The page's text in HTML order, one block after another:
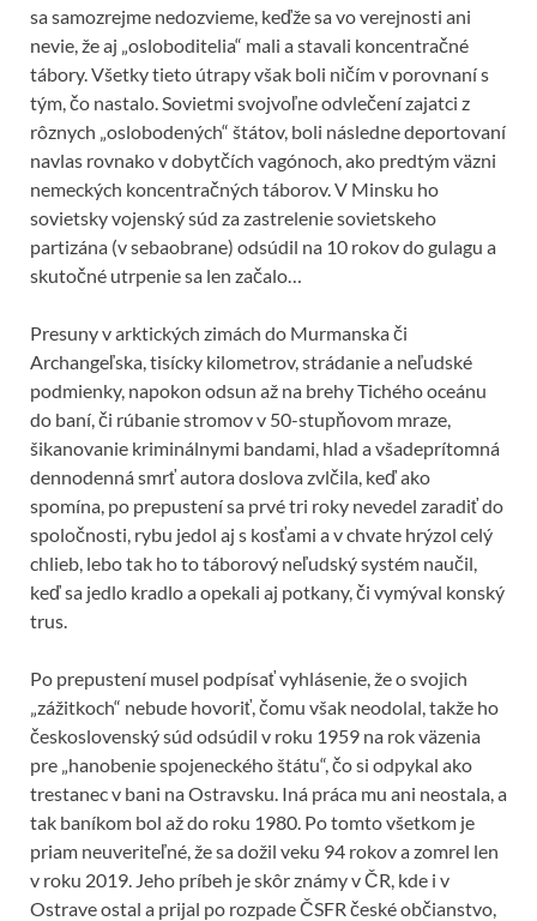
sa samozrejme nedozvieme, keďže sa vo verejnosti ani
nevie, že aj „osloboditelia“ mali a stavali koncentračné
tábory. Všetky tieto útrapy však boli ničím v porovnaní s
tým, čo nastalo. Sovietmi svojvoľne odvlečení zajatci z
rôznych „oslobodených“ štátov, boli následne deportovaní
navlas rovnako v dobytčích vagónoch, ako predtým väzni
nemeckých koncentračných táborov. V Minsku ho
sovietsky vojenský súd za zastrelenie sovietskeho
partizána (v sebaobrane) odsúdil na 10 rokov do gulagu a
skutočné utrpenie sa len začalo…
Presuny v arktických zimách do Murmanska či
Archangeľska, tisícky kilometrov, strádanie a neľudské
podmienky, napokon odsun až na brehy Tichého oceánu
do baní, či rúbanie stromov v 50-stupňovom mraze,
šikanovanie kriminálnymi bandami, hlad a všadeprítomná
dennodenná smrť autora doslova zvlčila, keď ako
spomína, po prepustení sa prvé tri roky nevedel zaradiť do
spoločnosti, rybu jedol aj s kosťami a v chvate hrýzol celý
chlieb, lebo tak ho to táborový neľudský systém naučil,
keď sa jedlo kradlo a opekali aj potkany, či vymýval konský
trus.
Po prepustení musel podpísať vyhlásenie, že o svojich
„zážitkoch“ nebude hovoriť, čomu však neodolal, takže ho
československý súd odsúdil v roku 1959 na rok väzenia
pre „hanobenie spojeneckého štátu“, čo si odpykal ako
trestanec v bani na Ostravsku. Iná práca mu ani neostala, a
tak baníkom bol až do roku 1980. Po tomto všetkom je
priam neuveriteľné, že sa dožil veku 94 rokov a zomrel len
v roku 2019. Jeho príbeh je skôr známy v ČR, kde i v
Ostrave ostal a prijal po rozpade ČSFR české občianstvo,